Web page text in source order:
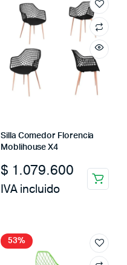
Silla Comedor Florencia
Moblihouse X4
$ 1.079.600
IVA incluido
53%